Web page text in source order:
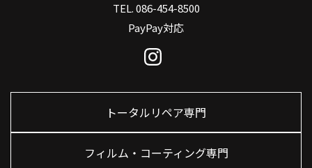
TEL. 086-454-8500
PayPay対応
トータルリペア専門
フィルム・コーティング専門